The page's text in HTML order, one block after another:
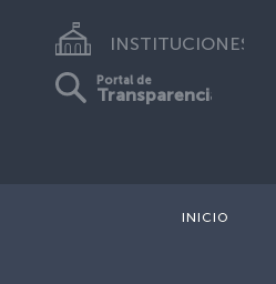
INSTITUCIONES
Portal de
Transparencia
INICIO